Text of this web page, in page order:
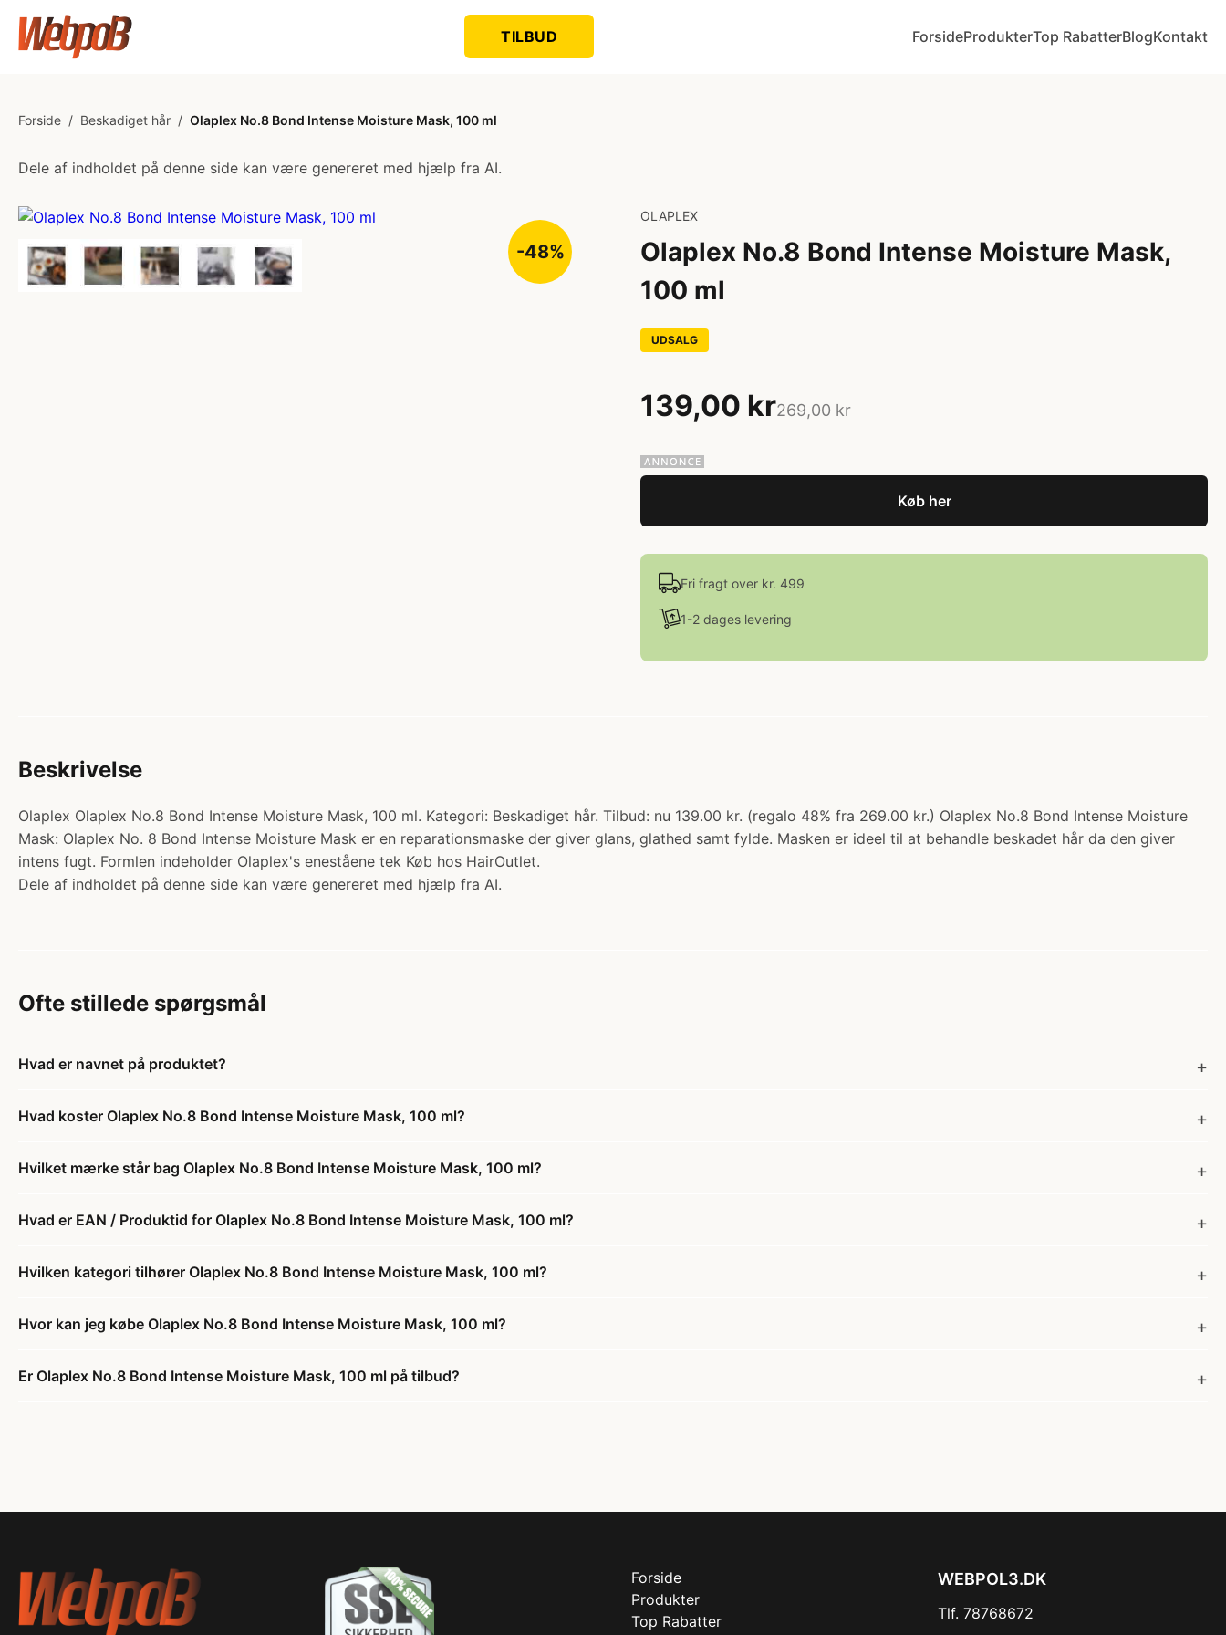
TILBUD ForsideProdukterTop RabatterBlogKontakt
Forside / Beskadiget hår / Olaplex No.8 Bond Intense Moisture Mask, 100 ml
Dele af indholdet på denne side kan være genereret med hjælp fra AI.
-48%
OLAPLEX
Olaplex No.8 Bond Intense Moisture Mask,
100 ml
UDSALG
139,00 kr269,00 kr
Køb her
Fri fragt over kr. 499
1-2 dages levering
Beskrivelse
Olaplex Olaplex No.8 Bond Intense Moisture Mask, 100 ml. Kategori: Beskadiget hår. Tilbud: nu 139.00 kr. (regalo 48% fra 269.00 kr.) Olaplex No.8 Bond Intense Moisture
Mask: Olaplex No. 8 Bond Intense Moisture Mask er en reparationsmaske der giver glans, glathed samt fylde. Masken er ideel til at behandle beskadet hår da den giver
intens fugt. Formlen indeholder Olaplex's eneståene tek Køb hos HairOutlet.
Dele af indholdet på denne side kan være genereret med hjælp fra AI.
Ofte stillede spørgsmål
Hvad er navnet på produktet?
Hvad koster Olaplex No.8 Bond Intense Moisture Mask, 100 ml?
Hvilket mærke står bag Olaplex No.8 Bond Intense Moisture Mask, 100 ml?
Hvad er EAN / Produktid for Olaplex No.8 Bond Intense Moisture Mask, 100 ml?
Hvilken kategori tilhører Olaplex No.8 Bond Intense Moisture Mask, 100 ml?
Hvor kan jeg købe Olaplex No.8 Bond Intense Moisture Mask, 100 ml?
Er Olaplex No.8 Bond Intense Moisture Mask, 100 ml på tilbud?
Forside
Produkter
Top Rabatter
WEBPOL3.DK
Tlf. 78768672